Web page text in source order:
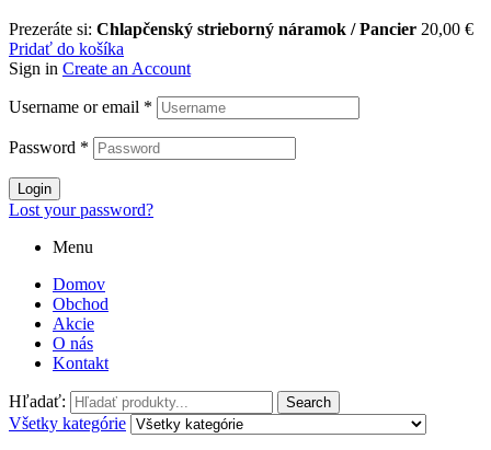
Prezeráte si: Chlapčenský strieborný náramok / Pancier 20,00 €
Pridať do košíka
Sign in Create an Account
Username or email *
Password *
Login
Lost your password?
Menu
Domov
Obchod
Akcie
O nás
Kontakt
Hľadať: Search
Všetky kategórie